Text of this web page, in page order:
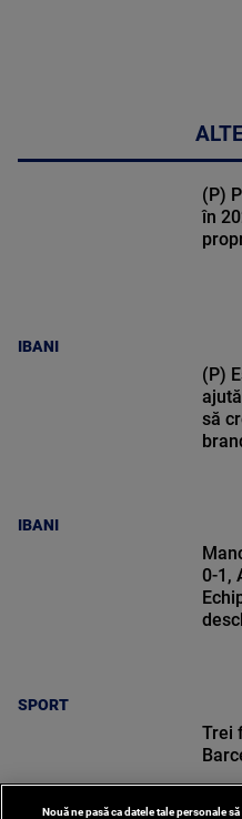
IBANI
(P)
în
IBANI
(P)
să
SPORT
0-1,
Trei
Nouă ne pasă ca datele tale personale